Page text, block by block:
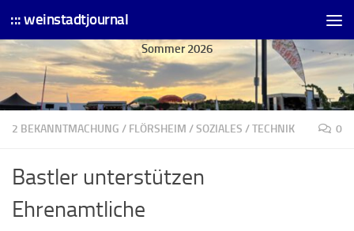
Skip to content
::: weinstadtjournal
Sommer 2026
2 BEKANNTMACHUNG / FLÖRSHEIM /SOZIALES /TECHNIK 0
Bastler unterstützen
Ehrenamtliche